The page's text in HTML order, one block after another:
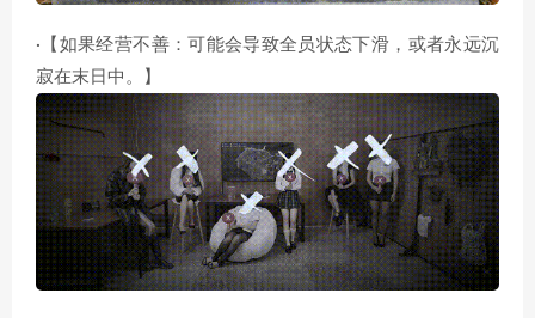
·【如果经营不善：可能会导致全员状态下滑，或者永远沉
寂在末日中。】